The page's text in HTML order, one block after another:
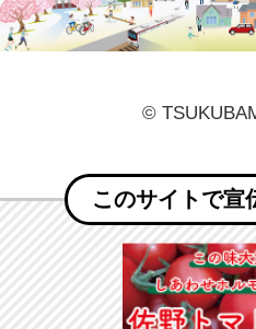
©
このサイトで宣